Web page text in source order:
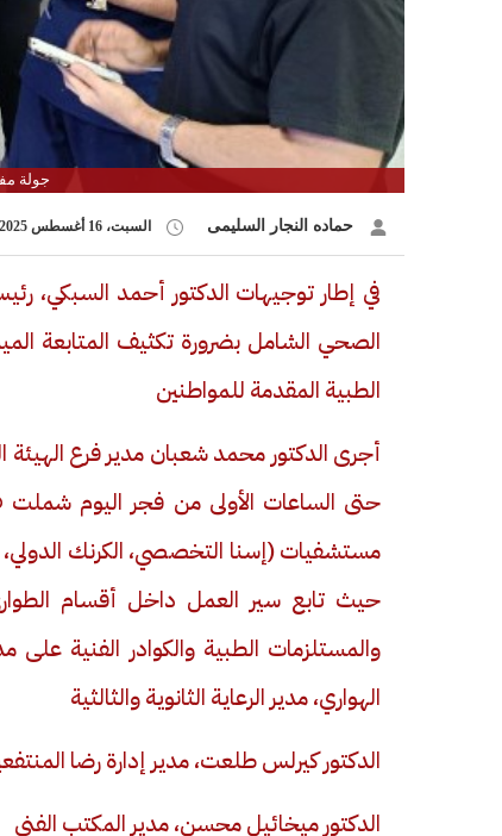
جولة
حماده النجار السليمى السبت، 16 أغسطس 2025 02:11 م
في إطار توجيهات الدكتور أحمد السبكي،
الصحي الشامل بضرورة تكثيف المتابعة
الطبية المقدمة للمواطنين
أجرى الدكتور محمد شعبان مدير فرع الهيئة
مستشفيات (إسنا التخصصي، الكرنك
حيث تابع سير العمل داخل أقسام الطوارئ
والمستلزمات الطبية والكوادر الفنية
الهواري، مدير الرعاية الثانوية والثالثية
الدكتور كيرلس طلعت، مدير إدارة رضا
الدكتور ميخائيل محسن، مدير المكتب الفني